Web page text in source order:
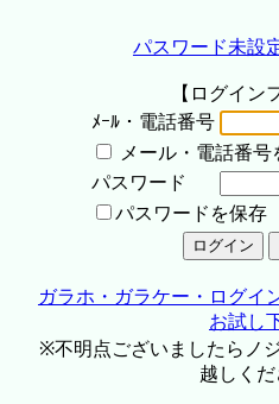
パスワード未設
【ログイン
ﾒｰﾙ・電話番号
メール・電話番号
パスワード
パスワードを保存
ガラホ・ガラケー・ログイ
お試し
※不明点ございましたらノ
越しくだ